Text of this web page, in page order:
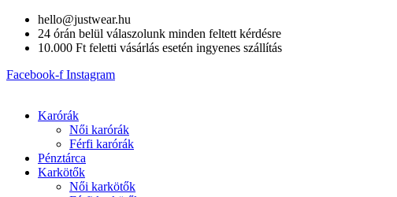
Skip
content
hello@justwear.hu
24 órán belül válaszolunk minden feltett kérdésre
10.000 Ft feletti vásárlás esetén ingyenes szállítás
Facebook-f Instagram
Karórák
Női karórák
Férfi karórák
Pénztárca
Karkötők
Női karkötők